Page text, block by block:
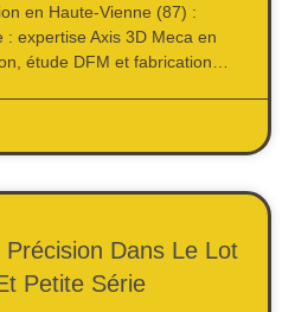
en Haute-Vienne (87) :
: expertise Axis 3D Meca en
étude DFM et fabrication…
Dans Le Lot
Petite Série